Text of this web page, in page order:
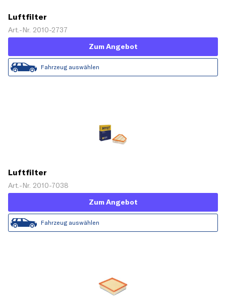
Luftfilter
Art.-Nr. 2010-2737
Zum Angebot
Fahrzeug auswählen
Luftfilter
Art.-Nr. 2010-7038
Zum Angebot
Fahrzeug auswählen